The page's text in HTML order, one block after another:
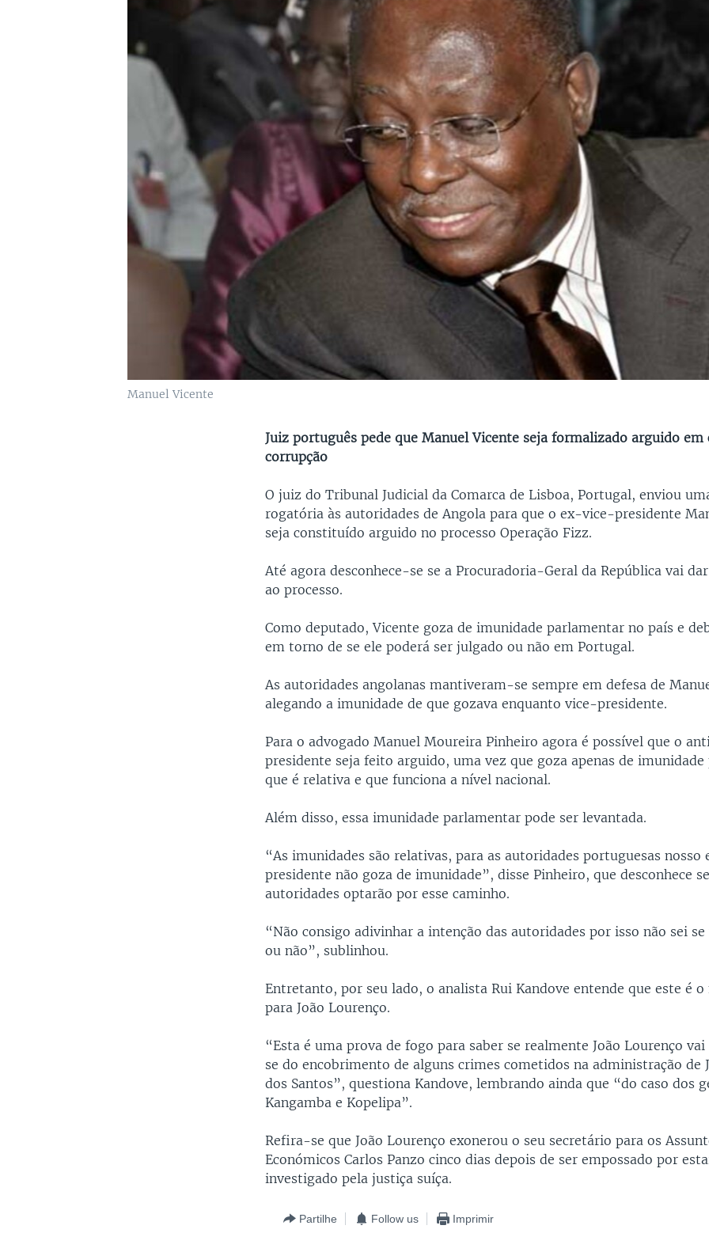
Manuel Vicente
Juiz português pede que Manuel Vicente seja formalizado arguido em
corrupção
O juiz do Tribunal Judicial da Comarca de Lisboa, Portugal, enviou
rogatória às autoridades de Angola para que o ex-vice-presidente
seja constituído arguido no processo Operação Fizz.
Até agora desconhece-se se a Procuradoria-Geral da República vai
ao processo.
Como deputado, Vicente goza de imunidade parlamentar no país e
em torno de se ele poderá ser julgado ou não em Portugal.
As autoridades angolanas mantiveram-se sempre em defesa de
alegando a imunidade de que gozava enquanto vice-presidente.
Para o advogado Manuel Moureira Pinheiro agora é possível que o
presidente seja feito arguido, uma vez que goza apenas de
que é relativa e que funciona a nível nacional.
Além disso, essa imunidade parlamentar pode ser levantada.
“As imunidades são relativas, para as autoridades portuguesas
presidente não goza de imunidade”, disse Pinheiro, que desconhece
autoridades optarão por esse caminho.
“Não consigo adivinhar a intenção das autoridades por isso não sei
ou não”, sublinhou.
Entretanto, por seu lado, o analista Rui Kandove entende que este é
para João Lourenço.
“Esta é uma prova de fogo para saber se realmente João Lourenço
se do encobrimento de alguns crimes cometidos na administração de
dos Santos”, questiona Kandove, lembrando ainda que “do caso dos
Kangamba e Kopelipa”.
Refira-se que João Lourenço exonerou o seu secretário para os
Económicos Carlos Panzo cinco dias depois de ser empossado por
investigado pela justiça suíça.
Partilhe Follow us Imprimir